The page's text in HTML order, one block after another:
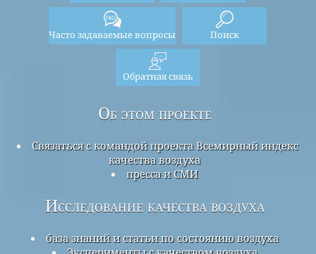
Часто задаваемые вопросы Поиск
Обратная связь
Об этом проекте
Связаться с командой проекта Всемирный индекс
качества воздуха
пресса и СМИ
Исследование качества воздуха
база знаний и статьи по состоянию воздуха